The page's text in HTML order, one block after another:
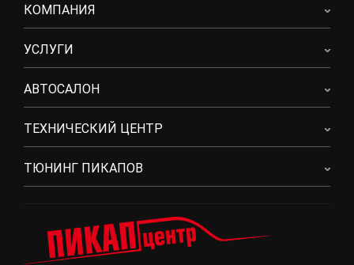
КОМПАНИЯ
УСЛУГИ
АВТОСАЛОН
ТЕХНИЧЕСКИЙ ЦЕНТР
ТЮНИНГ ПИКАПОВ